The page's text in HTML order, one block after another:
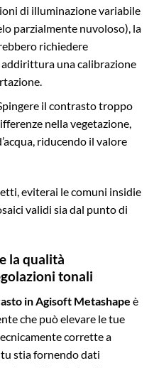
di illuminazione variabile
parzialmente nuvoloso), la
richiedere
addirittura una calibrazione
il contrasto troppo
nella vegetazione,
riducendo il valore
eviterai le comuni insidie
validi sia dal punto di
la qualità
tonali
in Agisoft Metashape è
che può elevare le tue
corrette a
tu stia fornendo dati